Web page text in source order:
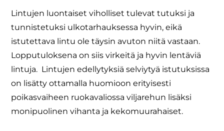
Lintujen luontaiset viholliset tulevat tutuksi ja
tunnistetuksi ulkotarhauksessa hyvin, eikä
istutettava lintu ole täysin avuton niitä vastaan.
Lopputuloksena on siis virkeitä ja hyvin lentäviä
lintuja. Lintujen edellytyksiä selviytyä istutuksissa
on lisätty ottamalla huomioon erityisesti
poikasvaiheen ruokavaliossa viljarehun lisäksi
monipuolinen vihanta ja kekomuurahaiset.